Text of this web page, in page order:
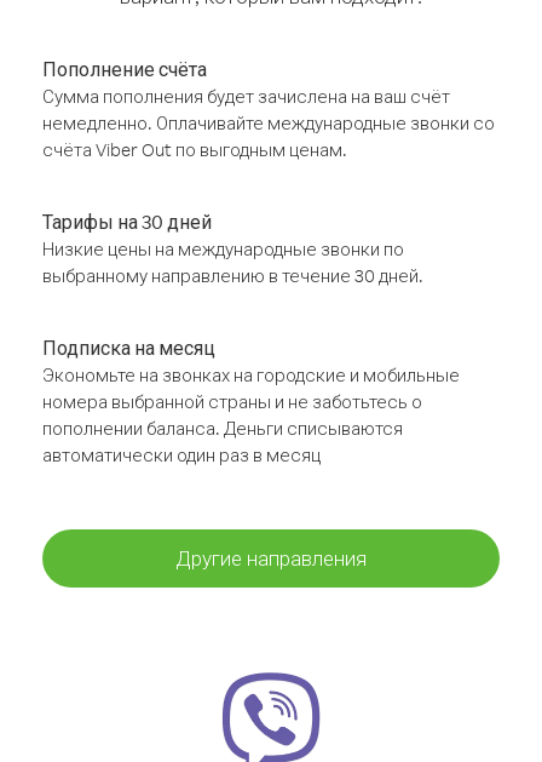
Пополнение счёта
Сумма пополнения будет зачислена на ваш счёт
немедленно. Оплачивайте международные звонки со
счёта Viber Out по выгодным ценам.
Тарифы на 30 дней
Низкие цены на международные звонки по
выбранному направлению в течение 30 дней.
Подписка на месяц
Экономьте на звонках на городские и мобильные
номера выбранной страны и не заботьтесь о
пополнении баланса. Деньги списываются
автоматически один раз в месяц
Другие направления